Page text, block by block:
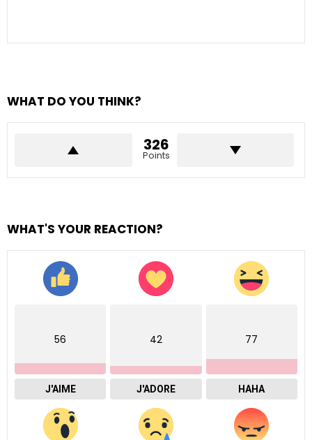
WHAT DO YOU THINK?
326
Points
WHAT'S YOUR REACTION?
56
J'AIME
42
J'ADORE
77
HAHA